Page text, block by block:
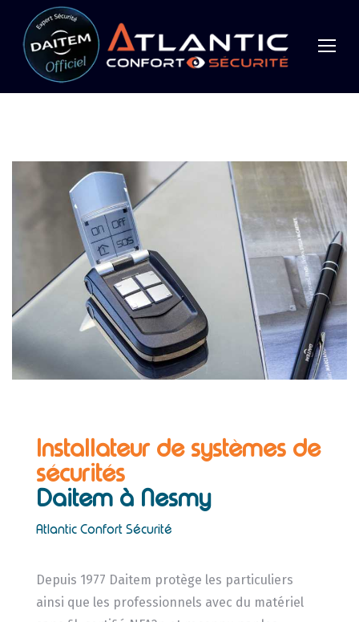
Installateur de systèmes de
sécurités
Daitemà Nesmy
Atlantic Confort Sécurité
Depuis 1977 Daitem protège les particuliers
ainsi que les professionnels avec du matériel